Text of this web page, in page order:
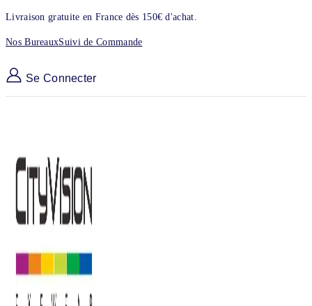
Skip
Livraison gratuite en France dès 150€ d'achat.
Nos BureauxSuivi de Commande
Se Connecter